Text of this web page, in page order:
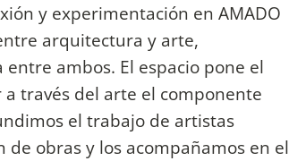
y experimentación en AMADO
arquitectura y arte,
ambos. El espacio pone el
través del arte el componente
el trabajo de artistas
obras y los acompañamos en el